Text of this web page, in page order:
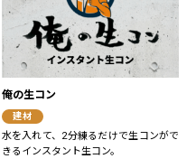
俺の生コン
建材
水を入れて、2分練るだけで生コンがで
きるインスタント生コン。